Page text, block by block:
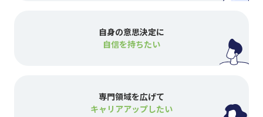
自身の意思決定に
自信を持ちたい
専門領域を広げて
キャリアアップしたい